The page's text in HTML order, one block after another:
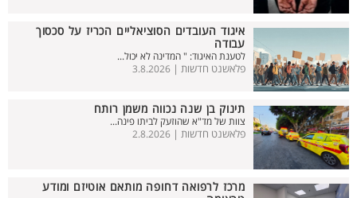
איגוד העובדים הסוציאליים הכריז על סכסוך
עבודה
לטענת האיגוד: " המדינה לא יכול...
פלאשנט חדשות | 3.8.2026
תינוק בן שנה נכווה משמן רותח
צוות של מד"א שהוזעק לביתו פינה...
פלאשנט חדשות | 2.8.2026
מרכז לרפואה דחופה מותאם אוטיזם ומודע